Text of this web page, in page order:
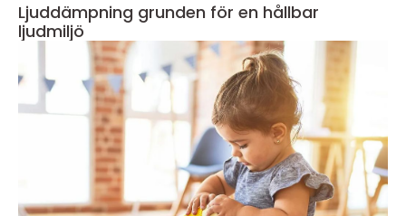
Ljuddämpning grunden för en hållbar
ljudmiljö